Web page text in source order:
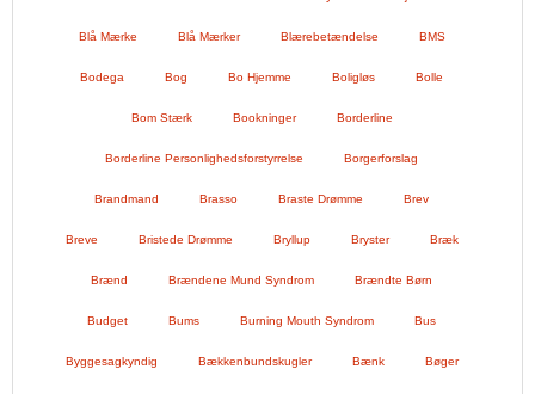
Blå Mærke Blå Mærker Blærebetændelse BMS
Bodega Bog Bo Hjemme Boligløs Bolle
Bom Stærk Bookninger Borderline
Borderline Personlighedsforstyrrelse Borgerforslag
Brandmand Brasso Braste Drømme Brev
Breve Bristede Drømme Bryllup Bryster Bræk
Brænd Brændene Mund Syndrom Brændte Børn
Budget Bums Burning Mouth Syndrom Bus
Byggesagkyndig Bækkenbundskugler Bænk Bøger